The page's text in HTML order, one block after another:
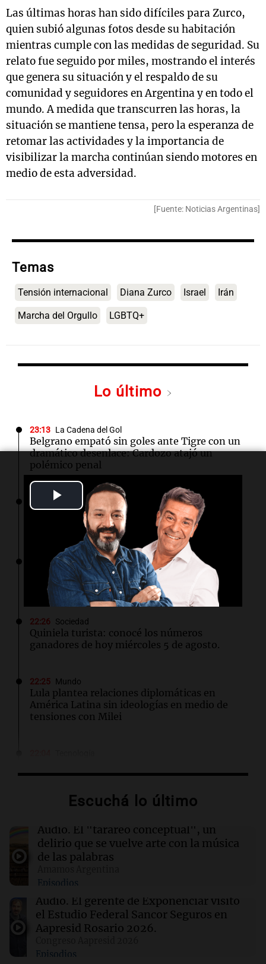
Play
Video
Las últimas horas han sido difíciles para Zurco,
quien subió algunas fotos desde su habitación
mientras cumple con las medidas de seguridad. Su
relato fue seguido por miles, mostrando el interés
que genera su situación y el respaldo de su
comunidad y seguidores en Argentina y en todo el
mundo. A medida que transcurren las horas, la
situación se mantiene tensa, pero la esperanza de
retomar las actividades y la importancia de
visibilizar la marcha continúan siendo motores en
medio de esta adversidad.
[Fuente: Noticias Argentinas]
Temas
Tensión internacional Diana Zurco Israel Irán
Marcha del Orgullo LGBTQ+
Lo último
23:13 La Cadena del Gol
Belgrano empató sin goles ante Tigre con un
dramático desenlace: Cardozo atajó un
polémico penal
Congreso Aapresid 2026
Aapresid en Rosario y una nueva etapa: "Se
empiezan a generar negocios"
Amamos Argentina
El "tarareo conceptual", un delirio que se
vuelve arte con la música de las palabras
22:26 Sociedad
Quiniela turista: conocé los números
ganadores de hoy miércoles 5 de agosto.
22:25 Mundo
Lula plantea relaciones diplomáticas en
América Latina sin ideologías en medio de
tensiones con Milei
X tras un año en el cargo
Descuentos de hasta $400 en entradas para
TechCrunch Disrupt 2026 hasta el viernes
Madres pidieron por la Ley Joaquín en
Rosario: "Nos arrancaron lo más sagrado"
21:54 Mundo
tras 15 meses de prisión sin juicio
Escuchá lo último
Audio. El "tarareo conceptual", un
delirio que se vuelve arte con la música
de las palabras
Episodios
Audio. El gerente de Exponenciar visitó
el Estudio Federal Sancor Seguros en
Aapresid Rosario 2026.
Episodios